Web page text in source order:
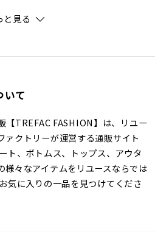
と見る
いて
【TREFAC FASHION】は、リユー
ァクトリーが運営する通販サイト
ト、ボトムス、トップス、アウタ
様々なアイテムをリユースならでは
気に入りの一品を見つけてくださ